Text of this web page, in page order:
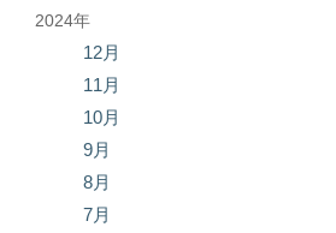
2024年
12月
11月
10月
9月
8月
7月